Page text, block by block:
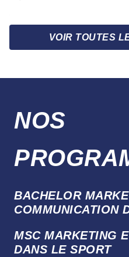
VOIR TOUTES
NOS
BACHELOR
COMMUNICATION
MSC MARKETING
DANS LE SPORT